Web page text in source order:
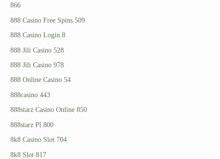
866
888 Casino Free Spins 509
888 Casino Login 8
888 Jili Casino 528
888 Jili Casino 978
888 Online Casino 54
888casino 443
888starz Casino Online 850
888starz Pl 800
8k8 Casino Slot 704
8k8 Slot 817